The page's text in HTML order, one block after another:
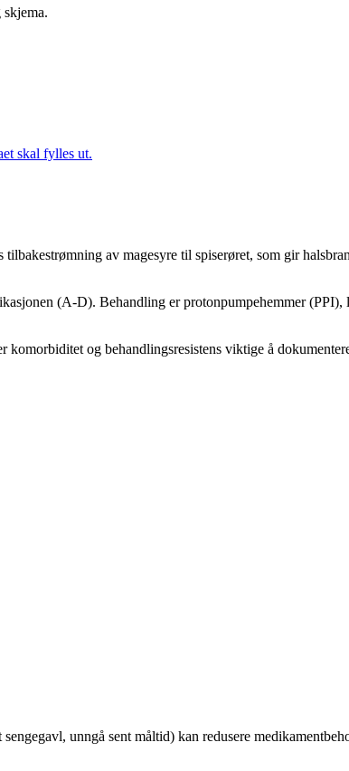
skal fylles ut.
av magesyre til spiserøret, som gir
(A-D). Behandling er protonpumpehemmer (PPI),
og behandlingsresistens viktige å
unngå sent måltid) kan redusere